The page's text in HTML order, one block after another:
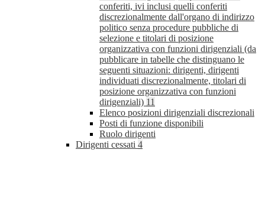
conferiti, ivi inclusi quelli conferiti
discrezionalmente dall'organo di indirizzo
politico senza procedure pubbliche di
selezione e titolari di posizione
organizzativa con funzioni dirigenziali (da
pubblicare in tabelle che distinguano le
seguenti situazioni: dirigenti, dirigenti
individuati discrezionalmente, titolari di
posizione organizzativa con funzioni
dirigenziali) 11
Elenco posizioni dirigenziali discrezionali
Posti di funzione disponibili
Ruolo dirigenti
Dirigenti cessati 4